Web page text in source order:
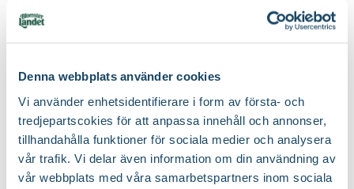
Denna webbplats använder cookies
Vi använder enhetsidentifierare i form av första- och
tredjepartscokies för att anpassa innehåll och annonser,
tillhandahålla funktioner för sociala medier och analysera
vår trafik. Vi delar även information om din användning av
vår webbplats med våra samarbetspartners inom sociala
Fruktförvaring
Så här planterar du fruktträd